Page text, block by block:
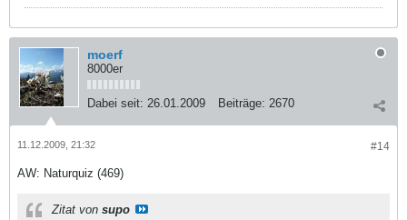
moerf
8000er
Dabei seit: 26.01.2009 Beiträge: 2670
#14
11.12.2009, 21:32
AW: Naturquiz (469)
Zitat von supo